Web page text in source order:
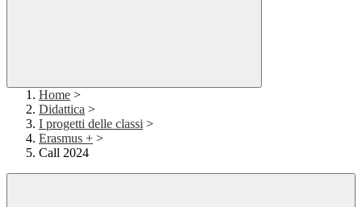
Home >
Didattica >
I progetti delle classi >
Erasmus + >
Call 2024